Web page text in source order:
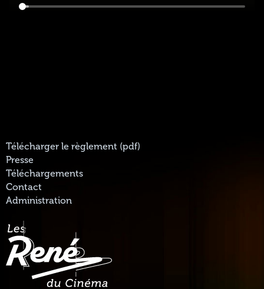
Télécharger le règlement (pdf)
Presse
Téléchargements
Contact
Administration